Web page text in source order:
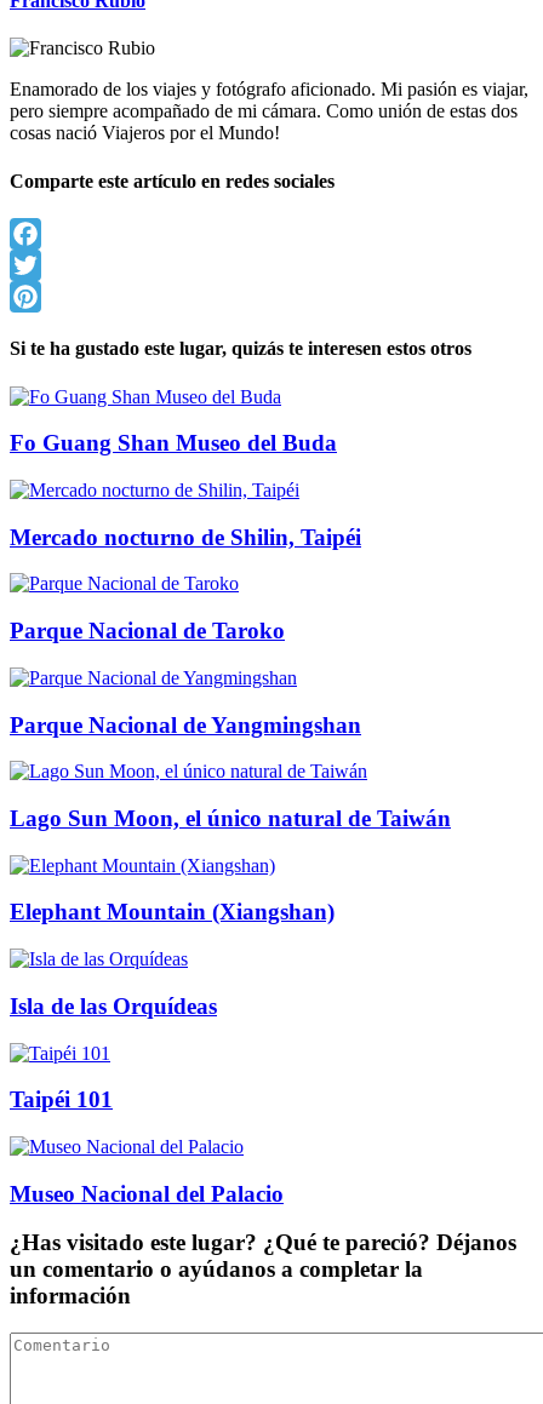
Enamorado de los viajes y fotógrafo aficionado. Mi pasión es viajar,
pero siempre acompañado de mi cámara. Como unión de estas dos
cosas nació Viajeros por el Mundo!
Comparte este artículo en redes sociales
Facebook
Twitter
Si te ha gustado este lugar, quizás te interesen estos otros
Fo Guang Shan Museo del Buda
Mercado nocturno de Shilin, Taipéi
Parque Nacional de Taroko
Parque Nacional de Yangmingshan
Lago Sun Moon, el único natural de Taiwán
Elephant Mountain (Xiangshan)
Isla de las Orquídeas
Taipéi 101
Museo Nacional del Palacio
¿Has visitado este lugar? ¿Qué te pareció? Déjanos
un comentario o ayúdanos a completar la
información